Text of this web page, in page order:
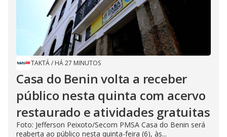
TAKTÁ/ HÁ 27 MINUTOS
Casa do Benin volta a receber
público nesta quinta com acervo
restaurado e atividades gratuitas
Foto: Jefferson Peixoto/Secom PMSA Casa do Benin será
reaberta ao público nesta quinta-feira (6), às...